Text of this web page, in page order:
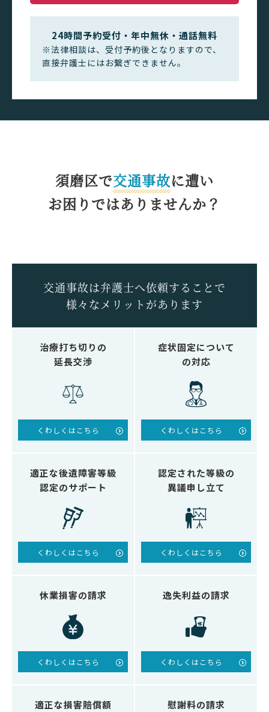
24時間予約受付・年中無休・通話無料
※法律相談は、受付予約後となりますので、
直接弁護士にはお繋ぎできません。
須磨区で交通事故に遭い
お困りではありませんか？
交通事故は弁護士へ依頼することで
様々なメリットがあります
治療打ち切りの
延長交渉
くわしくはこちら
症状固定について
の対応
くわしくはこちら
適正な後遺障害等級
認定のサポート
くわしくはこちら
認定された等級の
異議申し立て
くわしくはこちら
休業損害の請求
くわしくはこちら
逸失利益の請求
くわしくはこちら
適正な損害賠償額
慰謝料の請求